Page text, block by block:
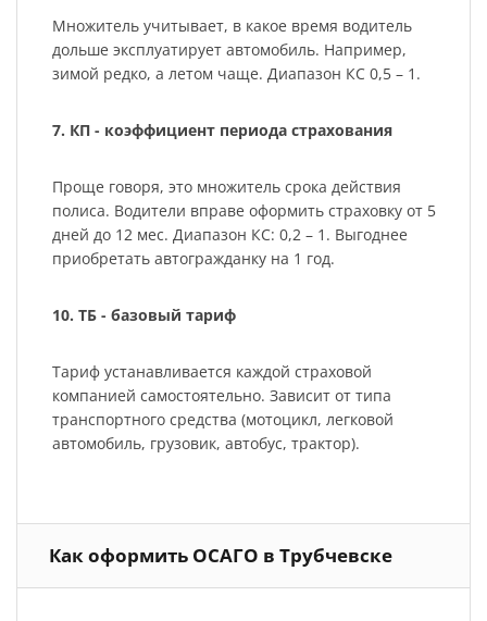
Множитель учитывает, в какое время водитель
дольше эксплуатирует автомобиль. Например,
зимой редко, а летом чаще. Диапазон КС 0,5 – 1.
7. КП - коэффициент периода страхования
Проще говоря, это множитель срока действия
полиса. Водители вправе оформить страховку от 5
дней до 12 мес. Диапазон КС: 0,2 – 1. Выгоднее
приобретать автогражданку на 1 год.
10. ТБ - базовый тариф
Тариф устанавливается каждой страховой
компанией самостоятельно. Зависит от типа
транспортного средства (мотоцикл, легковой
автомобиль, грузовик, автобус, трактор).
Как оформить ОСАГО в Трубчевске